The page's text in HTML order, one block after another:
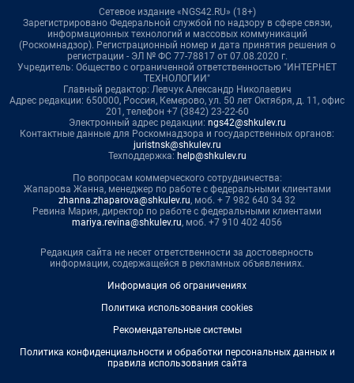
Сетевое издание «NGS42.RU» (18+)
Зарегистрировано Федеральной службой по надзору в сфере связи,
информационных технологий и массовых коммуникаций
(Роскомнадзор). Регистрационный номер и дата принятия решения о
регистрации - ЭЛ № ФС 77-78817 от 07.08.2020 г.
Учредитель: Общество с ограниченной ответственностью "ИНТЕРНЕТ
ТЕХНОЛОГИИ"
Главный редактор: Левчук Александр Николаевич
Адрес редакции: 650000, Россия, Кемерово, ул. 50 лет Октября, д. 11, офис
201, телефон +7 (3842) 23-22-60
Электронный адрес редакции: ngs42@shkulev.ru
Контактные данные для Роскомнадзора и государственных органов:
juristnsk@shkulev.ru
Техподдержка: help@shkulev.ru
По вопросам коммерческого сотрудничества:
Жапарова Жанна, менеджер по работе с федеральными клиентами
zhanna.zhaparova@shkulev.ru, моб. + 7 982 640 34 32
Ревина Мария, директор по работе с федеральными клиентами
mariya.revina@shkulev.ru, моб. +7 910 402 4056
Редакция сайта не несет ответственности за достоверность
информации, содержащейся в рекламных объявлениях.
Информация об ограничениях
Политика использования cookies
Рекомендательные системы
Политика конфиденциальности и обработки персональных данных и
правила использования сайта